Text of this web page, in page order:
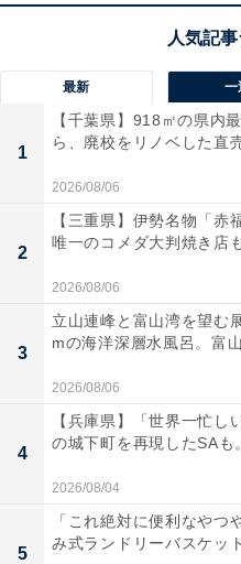
たいな感覚がありました
コントロールしてくれま
用のケーキを用意してくれ
細貝家には特に厳しいし
ことを自由にやらせても
「勉強しなさいなんて言
夜中までテスト勉強をし
なくてもいいんじゃない
（笑）」
「特に末っ子の僕には、
ね。なんでも我慢させら
のせいか、小さい頃は両
最新 一
1
【千葉県】918㎡の県内
ら、廃校をリノベした直
2026/08/06
2
【三重県】伊勢名物「赤
唯一のコメダ大判焼き店
2026/08/06
3
立山連峰と富山湾を望む
mの海洋深層水風呂。富
2026/08/06
4
【兵庫県】「世界一忙し
の城下町を再現したSAも
2026/08/04
5
「これ絶対に便利なやつ
み式ランドリーバスケッ